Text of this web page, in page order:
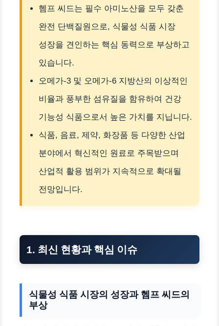
헴프 씨드는 필수 아미노산을 모두 갖춘
완전 단백질원으로, 식물성 식품 시장
성장을 견인하는 핵심 동력으로 부상하고
있습니다.
오메가-3 및 오메가-6 지방산의 이상적인
비율과 풍부한 섬유질을 함유하여 건강
기능성 식품으로서 높은 가치를 지닙니다.
식품, 음료, 제약, 화장품 등 다양한 산업
분야에서 혁신적인 원료로 주목받으며
산업적 활용 범위가 지속적으로 확대될
전망입니다.
1. 최신 현황과 핵심 이슈
식물성 식품 시장의 성장과 헴프 씨드의
부상